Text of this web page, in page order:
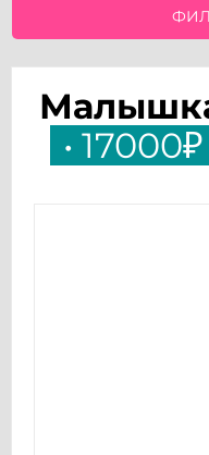
• 17000₽